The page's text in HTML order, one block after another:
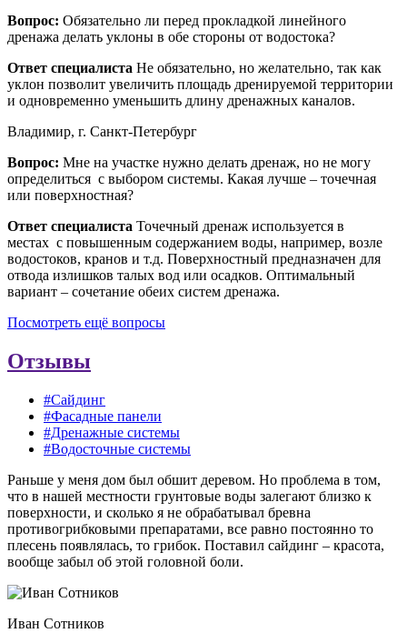
Вопрос: Обязательно ли перед прокладкой линейного
дренажа делать уклоны в обе стороны от водостока?
Ответ специалиста Не обязательно, но желательно, так как
уклон позволит увеличить площадь дренируемой территории
и одновременно уменьшить длину дренажных каналов.
Владимир, г. Санкт-Петербург
Вопрос: Мне на участке нужно делать дренаж, но не могу
определиться с выбором системы. Какая лучше – точечная
или поверхностная?
Ответ специалиста Точечный дренаж используется в
местах с повышенным содержанием воды, например, возле
водостоков, кранов и т.д. Поверхностный предназначен для
отвода излишков талых вод или осадков. Оптимальный
вариант – сочетание обеих систем дренажа.
Посмотреть ещё вопросы
Отзывы
#Сайдинг
#Фасадные панели
#Дренажные системы
#Водосточные системы
Раньше у меня дом был обшит деревом. Но проблема в том,
что в нашей местности грунтовые воды залегают близко к
поверхности, и сколько я не обрабатывал бревна
противогрибковыми препаратами, все равно постоянно то
плесень появлялась, то грибок. Поставил сайдинг – красота,
вообще забыл об этой головной боли.
Иван Сотников